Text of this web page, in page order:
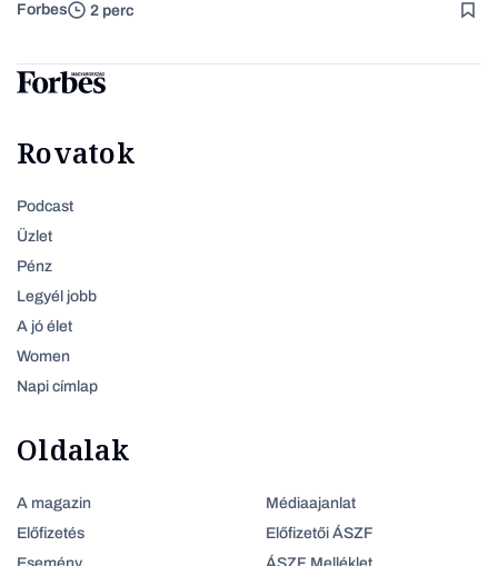
Forbes 2 perc
Rovatok
Podcast
Üzlet
Pénz
Legyél jobb
A jó élet
Women
Napi címlap
Oldalak
A magazin
Előfizetés
Médiaajanlat
Előfizetői ÁSZF